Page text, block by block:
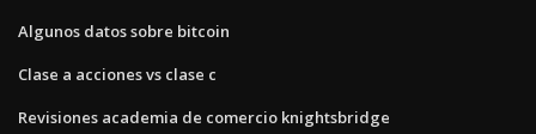
Algunos datos sobre bitcoin
Clase a acciones vs clase c
Revisiones academia de comercio knightsbridge